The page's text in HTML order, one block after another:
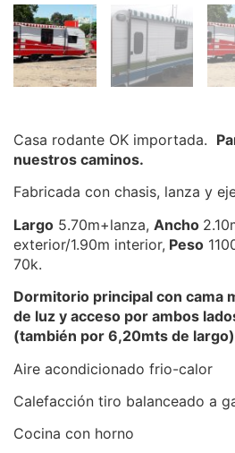
Casa rodante OK importada.
nuestros caminos.
Fabricada con chasis, lanza y
Largo 5.70m+lanza, Ancho
exterior/1.90m interior, Peso
70k.
Dormitorio principal con cama
de luz y acceso por ambos
(también por 6,20mts de largo)
Aire acondicionado frio-calor
Calefacción tiro balanceado a
Cocina con horno